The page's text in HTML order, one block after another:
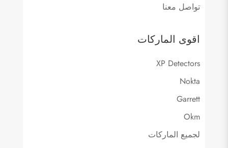
تواصل معنا
اقوى الماركات
XP Detectors
Nokta
Garrett
Okm
لجميع الماركات